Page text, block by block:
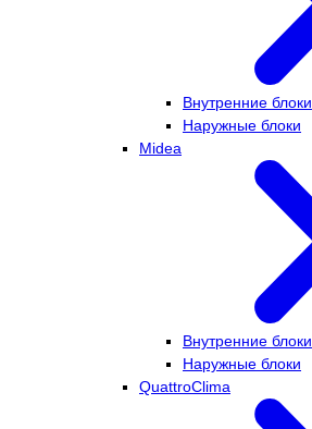
Внутренние блоки
Наружные блоки
Midea
Внутренние блоки
Наружные блоки
QuattroClima